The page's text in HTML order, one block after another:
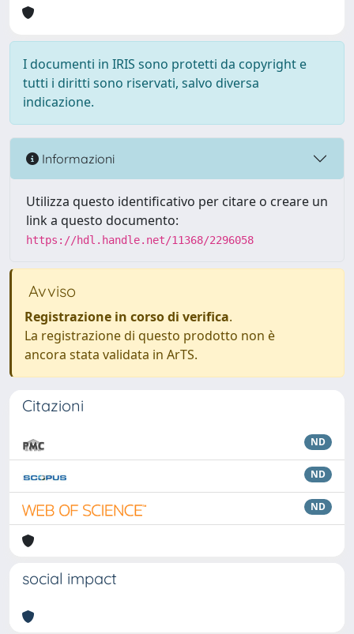
I documenti in IRIS sono protetti da copyright e
tutti i diritti sono riservati, salvo diversa
indicazione.
Informazioni
Utilizza questo identificativo per citare o creare un
link a questo documento:
https://hdl.handle.net/11368/2296058
Avviso
Registrazione in corso di verifica.
La registrazione di questo prodotto non è
ancora stata validata in ArTS.
Citazioni
ND
ND
ND
social impact